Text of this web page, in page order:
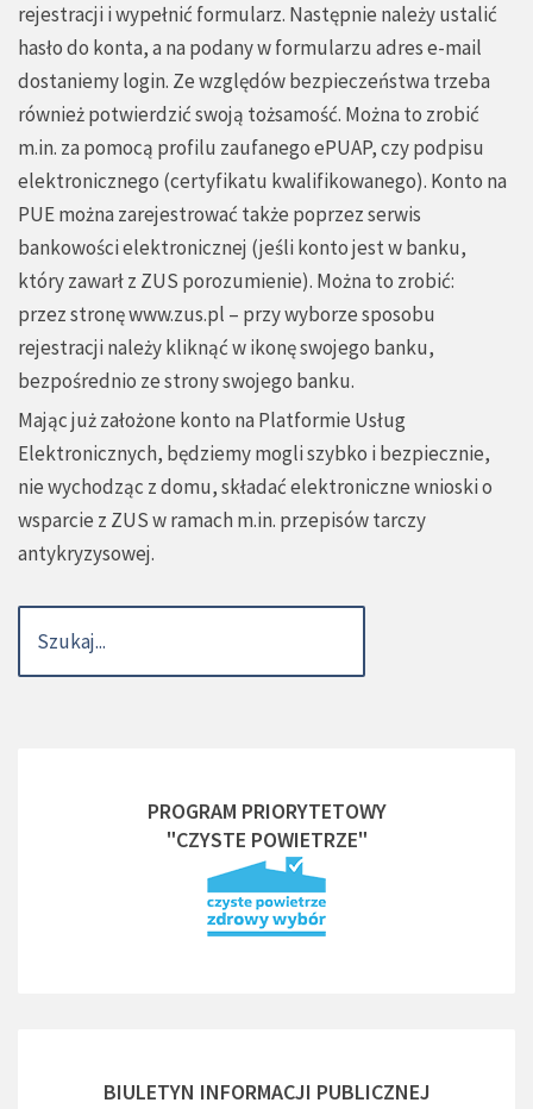
rejestracji i wypełnić formularz. Następnie należy ustalić
hasło do konta, a na podany w formularzu adres e-mail
dostaniemy login. Ze względów bezpieczeństwa trzeba
również potwierdzić swoją tożsamość. Można to zrobić
m.in. za pomocą profilu zaufanego ePUAP, czy podpisu
elektronicznego (certyfikatu kwalifikowanego). Konto na
PUE można zarejestrować także poprzez serwis
bankowości elektronicznej (jeśli konto jest w banku,
który zawarł z ZUS porozumienie). Można to zrobić:
przez stronę www.zus.pl – przy wyborze sposobu
rejestracji należy kliknąć w ikonę swojego banku,
bezpośrednio ze strony swojego banku.
Mając już założone konto na Platformie Usług
Elektronicznych, będziemy mogli szybko i bezpiecznie,
nie wychodząc z domu, składać elektroniczne wnioski o
wsparcie z ZUS w ramach m.in. przepisów tarczy
antykryzysowej.
PROGRAM PRIORYTETOWY
"CZYSTE POWIETRZE"
BIULETYN INFORMACJI PUBLICZNEJ